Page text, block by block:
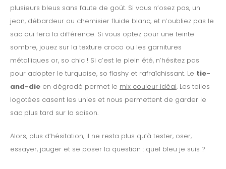
plusieurs bleus sans faute de goût. Si vous n’osez pas, un
jean, débardeur ou chemisier fluide blanc, et n’oubliez pas le
sac qui fera la différence. Si vous optez pour une teinte
sombre, jouez sur la texture croco ou les garnitures
métalliques or, so chic ! Si c’est le plein été, n’hésitez pas
pour adopter le turquoise, so flashy et rafraîchissant. Le tie-
and-die en dégradé permet le mix couleur idéal. Les toiles
logotées casent les unies et nous permettent de garder le
sac plus tard sur la saison.
Alors, plus d’hésitation, il ne resta plus qu’à tester, oser,
essayer, jauger et se poser la question : quel bleu je suis ?